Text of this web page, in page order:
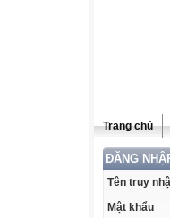
Trang chủ
ĐĂNG
Tên truy
Mật khẩu